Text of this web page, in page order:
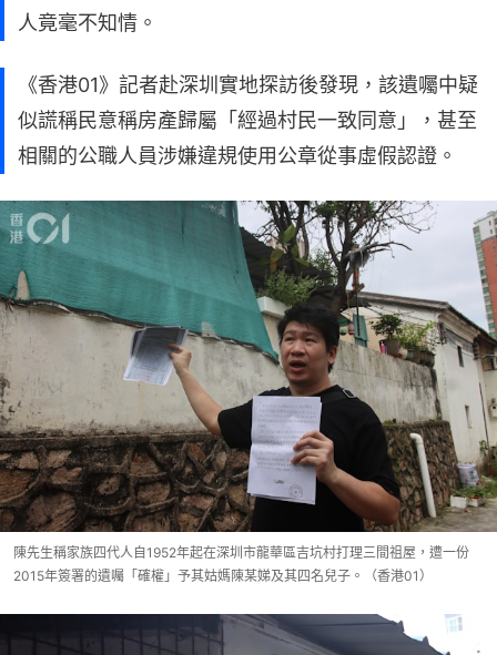
人竟毫不知情。
《香港01》記者赴深圳實地探訪後發現，該遺囑中疑
似謊稱民意稱房產歸屬「經過村民一致同意」，甚至
相關的公職人員涉嫌違規使用公章從事虛假認證。
陳先生稱家族四代人自1952年起在深圳市龍華區吉坑村打理三間祖屋，遭一份
2015年簽署的遺囑「確權」予其姑媽陳某娣及其四名兒子。（香港01）